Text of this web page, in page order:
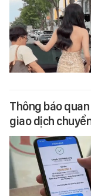
Thông báo
giao dịch